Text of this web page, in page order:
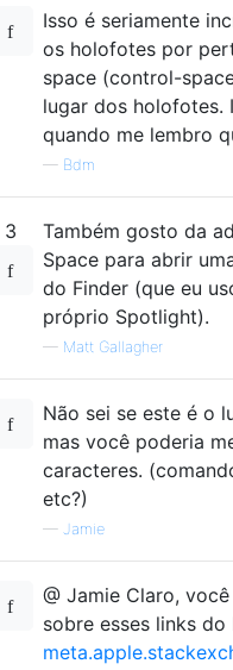
Isso é seriamente
os holofotes por
space (control-
lugar dos holofotes.
quando me lembro
— Bdm
3
Também gosto da
Space para abrir
do Finder (que eu
próprio Spotlight).
— Matt Gallagher
Não sei se este é o
mas você poderia
caracteres.
etc?)
— Jamie
@ Jamie Claro,
sobre esses links do